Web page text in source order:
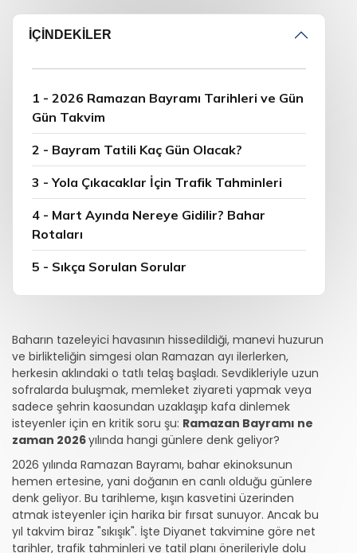
İÇİNDEKİLER
1 - 2026 Ramazan Bayramı Tarihleri ve Gün
Gün Takvim
2 - Bayram Tatili Kaç Gün Olacak?
3 - Yola Çıkacaklar İçin Trafik Tahminleri
4 - Mart Ayında Nereye Gidilir? Bahar
Rotaları
5 - Sıkça Sorulan Sorular
Baharın tazeleyici havasının hissedildiği, manevi huzurun
ve birlikteliğin simgesi olan Ramazan ayı ilerlerken,
herkesin aklındaki o tatlı telaş başladı. Sevdikleriyle uzun
sofralarda buluşmak, memleket ziyareti yapmak veya
sadece şehrin kaosundan uzaklaşıp kafa dinlemek
isteyenler için en kritik soru şu: Ramazan Bayramı ne
zaman 2026yılında hangi günlere denk geliyor?
2026 yılında Ramazan Bayramı, bahar ekinoksunun
hemen ertesine, yani doğanın en canlı olduğu günlere
denk geliyor. Bu tarihleme, kışın kasvetini üzerinden
atmak isteyenler için harika bir fırsat sunuyor. Ancak bu
yıl takvim biraz "sıkışık". İşte Diyanet takvimine göre net
tarihler, trafik tahminleri ve tatil planı önerileriyle dolu